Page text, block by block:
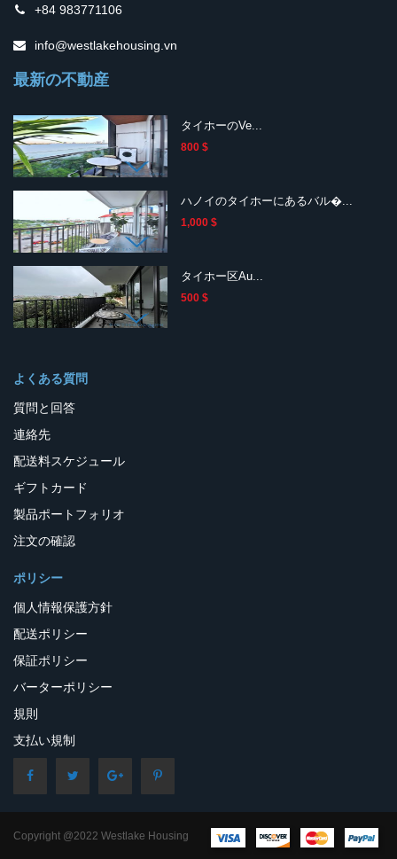
+84 983771106
info@westlakehousing.vn
最新の不動産
タイホーのVe...
800 $
ハノイのタイホーにあるバル�...
1,000 $
タイホー区Au...
500 $
よくある質問
質問と回答
連絡先
配送料スケジュール
ギフトカード
製品ポートフォリオ
注文の確認
ポリシー
個人情報保護方針
配送ポリシー
保証ポリシー
バーターポリシー
規則
支払い規制
Copyright @2022 Westlake Housing